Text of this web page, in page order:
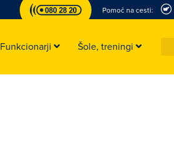
Pomoč na cesti:
Funkcionarji Šole, treningi